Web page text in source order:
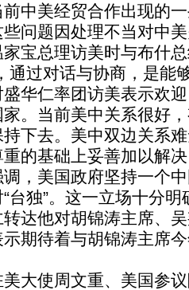
美经贸合作出现的一
问题因处理不当对中
家宝总理访美时与布什
通过对话与协商，是能
仁率团访美表示欢迎
家。当前美中关系很好
持下去。美中双边关系
的基础上妥善加以解
美国政府坚持一个中
台独”。这一立场十分
达他对胡锦涛主席、
期待着与胡锦涛主席
使周文重、美国参议